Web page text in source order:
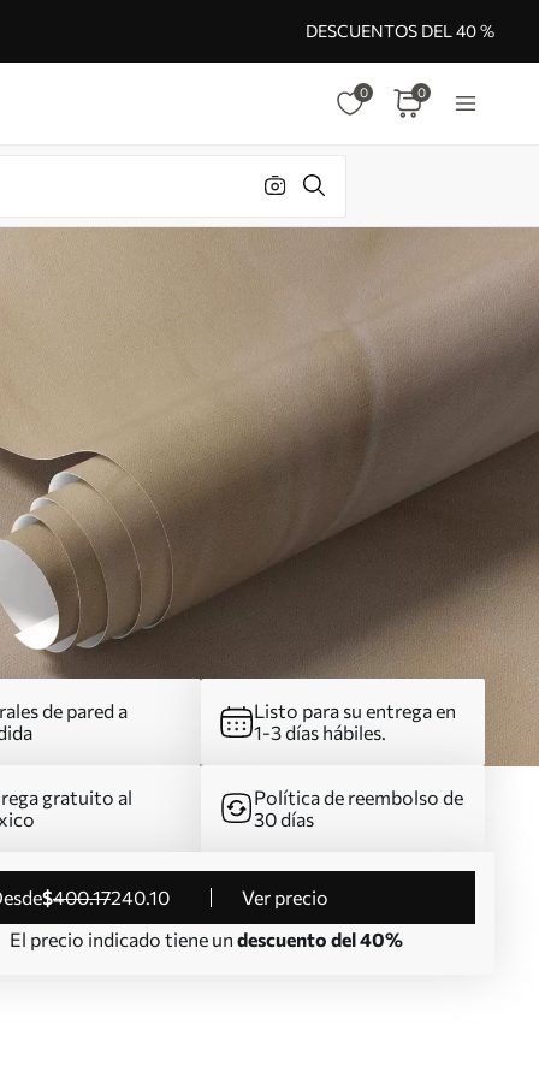
DESCUENTOS DEL 40 %
0 0
de pared a
Listo para su entrega en
1-3 días hábiles.
gratuito al
Política de reembolso de
30 días
desde$400.17240.10
Ver precio
El precio indicado tiene un descuento del 40%